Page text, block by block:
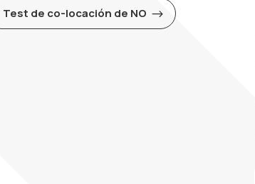
Test de co-locación de NO